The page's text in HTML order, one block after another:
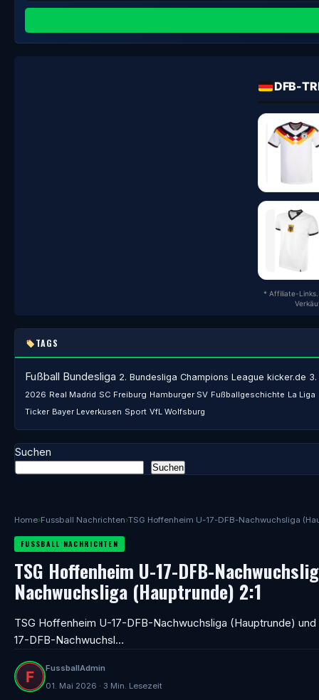
Home›Fussball Nachrichten›TSG Hoffenheim U-17-DFB-Nachwuchsliga
FUSSBALL NACHRICHTEN
TSG Hoffenheim U-17-DFB-
Nachwuchsliga (Hauptrunde) 2:1
TSG Hoffenheim U-17-DFB-Nachwuchsliga (Hauptrunde)
17-DFB-Nachwuchsl…
FussballAdmin
01. Mai 2026 · 3 Min. Lesezeit
DFB-
* Affiliate-
TAGS
Fußball Bundesliga 2. Bundesliga Champions League kicker.de 3.
2026 Real Madrid SC Freiburg Hamburger SV Fußballgeschichte La Liga
Ticker Bayer Leverkusen Sport VfL Wolfsburg
Suchen
Suchen